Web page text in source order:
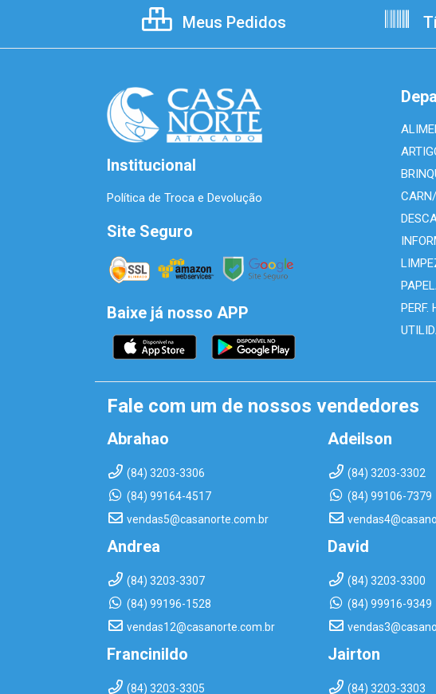
Meus Pedidos
Institucional
Política de Troca e Devolução
Site Seguro
Baixe já nosso APP
PERF.
Fale com um de nossos vendedores
Abrahao
(84) 3203-3306
(84) 99164-4517
vendas5@casanorte.com.br
Adeilson
(84) 3203-3302
(84) 99106-7379
Andrea
(84) 3203-3307
(84) 99196-1528
vendas12@casanorte.com.br
David
(84) 3203-3300
(84) 99916-9349
Francinildo
(84) 3203-3305
Jairton
(84) 3203-3303